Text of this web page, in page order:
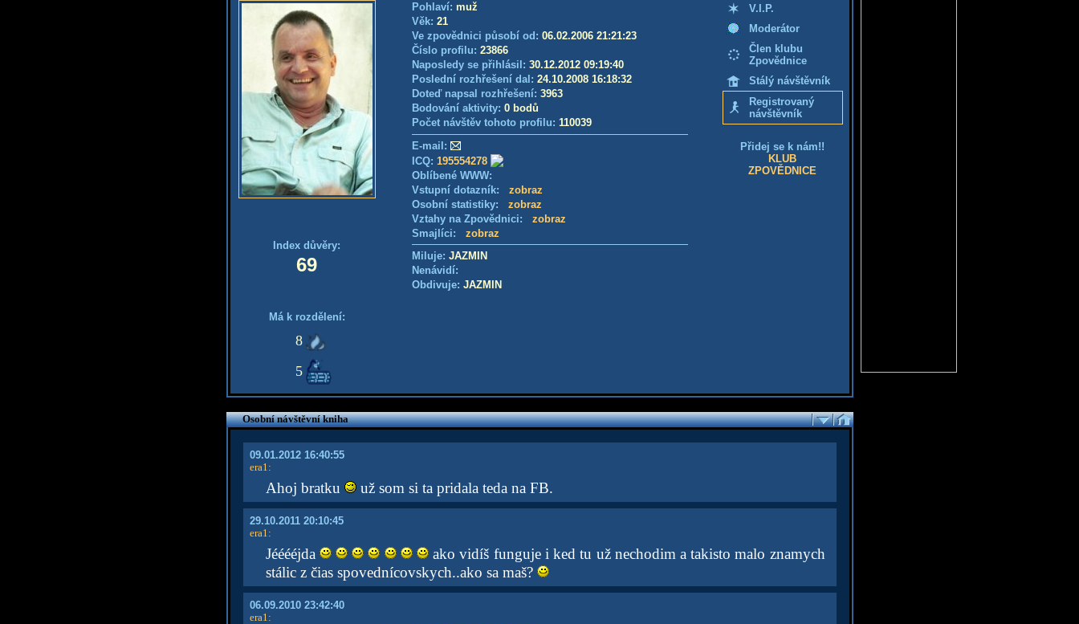
Index důvěry:
69
Má k rozdělení:
8
5
Pohlaví: muž
Věk: 21
Ve zpovědnici působí od: 06.02.2006 21:21:23
Číslo profilu: 23866
Naposledy se přihlásil: 30.12.2012 09:19:40
Poslední rozhřešení dal: 24.10.2008 16:18:32
Doteď napsal rozhřešení: 3963
Bodování aktivity: 0 bodů
Počet návštěv tohoto profilu: 110039
E-mail:
ICQ: 195554278
Oblíbené WWW:
Vstupní dotazník: zobraz
Osobní statistiky: zobraz
Vztahy na Zpovědnici: zobraz
Smajlíci: zobraz
Miluje: JAZMIN
Nenávidí:
Obdivuje: JAZMIN
V.I.P.
Moderátor
Člen klubu
Zpovědnice
Stálý návštěvník
Registrovaný
návštěvník
Přidej se k nám!!
KLUB
ZPOVĚDNICE
Osobní návštěvní kniha
09.01.2012 16:40:55
era1:
Ahoj bratku už som si ta pridala teda na FB.
29.10.2011 20:10:45
era1:
Jééééjda
ako vidíš funguje i ked tu už nechodim a takisto malo znamych
stálic z čias spovednícovskych..ako sa maš?
06.09.2010 23:42:40
era1: